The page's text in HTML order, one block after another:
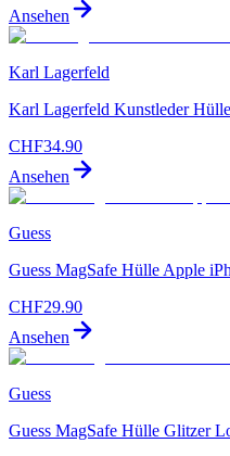
Ansehen
Karl Lagerfeld
Karl Lagerfeld Kunstleder
CHF34.90
Ansehen
Guess
Guess MagSafe Hülle Apple
CHF29.90
Ansehen
Guess
Guess MagSafe Hülle Glitzer